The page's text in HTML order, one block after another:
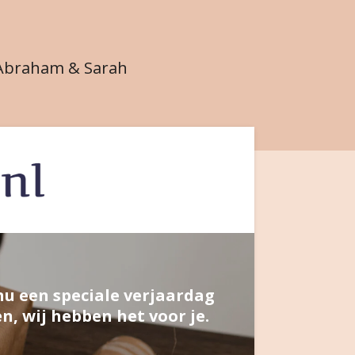
& Sarah
een speciale verjaardag
wij hebben het voor je.